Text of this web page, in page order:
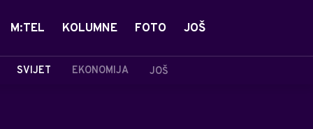
SVIJET EKONOMIJA JOŠ
M:TEL KOLUMNE FOTO JOŠ